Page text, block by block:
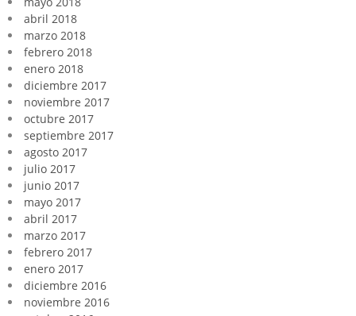
abril 2018
marzo 2018
febrero 2018
enero 2018
diciembre 2017
noviembre 2017
octubre 2017
septiembre 2017
agosto 2017
julio 2017
junio 2017
mayo 2017
abril 2017
marzo 2017
febrero 2017
enero 2017
diciembre 2016
noviembre 2016